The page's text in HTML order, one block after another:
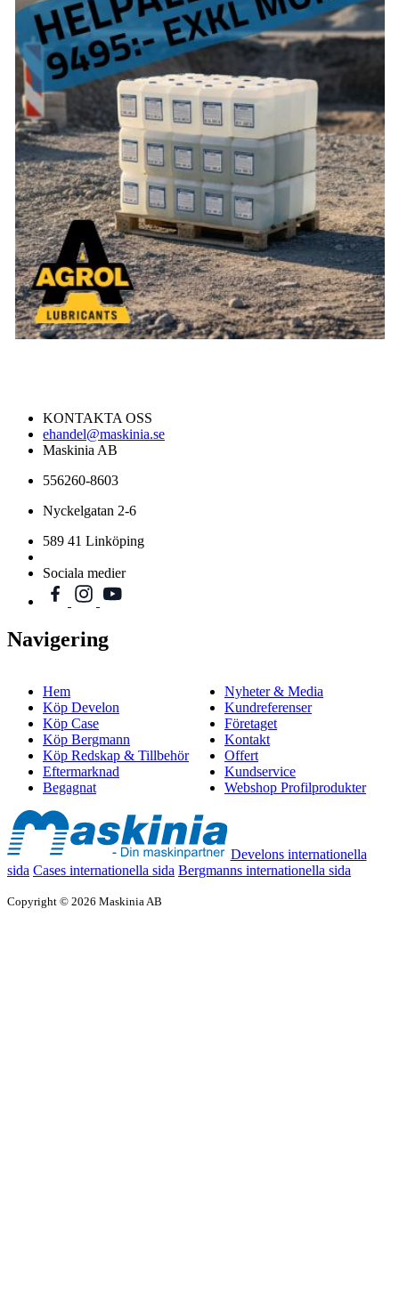
KONTAKTA OSS
ehandel@maskinia.se
Maskinia AB
556260-8603
Nyckelgatan 2-6
589 41 Linköping
Sociala medier
Navigering
Hem
Köp Develon
Köp Case
Köp Bergmann
Köp Redskap & Tillbehör
Eftermarknad
Begagnat
Nyheter & Media
Kundreferenser
Företaget
Kontakt
Offert
Kundservice
Webshop Profilprodukter
Develons internationella
sida Cases internationella sida Bergmanns internationella sida
Copyright © 2026 Maskinia AB